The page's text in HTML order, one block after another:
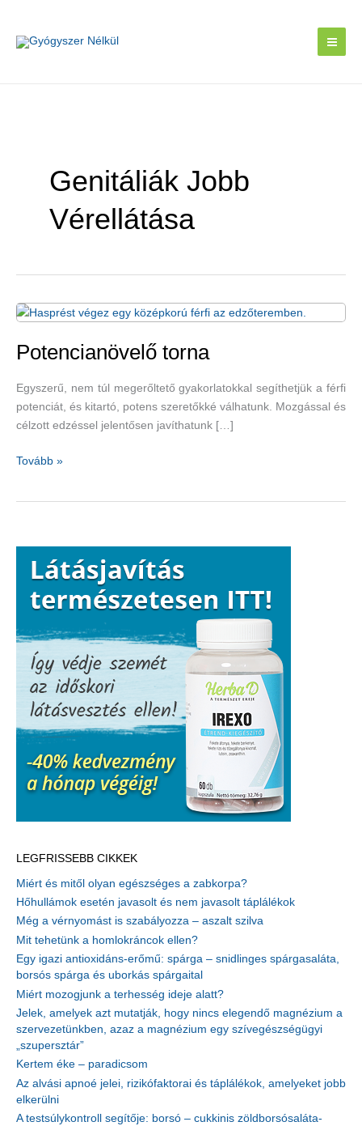
content
Genitáliák Jobb
Vérellátása
Potencianövelő torna
Egyszerű, nem túl megerőltető gyakorlatokkal segíthetjük a férfi
potenciát, és kitartó, potens szeretőkké válhatunk. Mozgással és
célzott edzéssel jelentősen javíthatunk […]
Potencianövelő
Tovább »
LEGFRISSEBB CIKKEK
Miért és mitől olyan egészséges a zabkorpa?
Hőhullámok esetén javasolt és nem javasolt táplálékok
Még a vérnyomást is szabályozza – aszalt szilva
Mit tehetünk a homlokráncok ellen?
Egy igazi antioxidáns-erőmű: spárga – snidlinges spárgasaláta,
borsós spárga és uborkás spárgaital
Miért mozogjunk a terhesség ideje alatt?
Jelek, amelyek azt mutatják, hogy nincs elegendő magnézium a
szervezetünkben, azaz a magnézium egy szívegészségügyi
„szupersztár”
Kertem éke – paradicsom
Az alvási apnoé jelei, rizikófaktorai és táplálékok, amelyeket jobb
elkerülni
A testsúlykontroll segítője: borsó – cukkinis zöldborsósaláta-